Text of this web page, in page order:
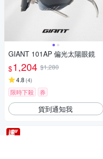
GIANT 101AP 偏光太陽眼鏡
$1,204 $1,280
4.8 (4)
限時下殺 券
貨到通知我